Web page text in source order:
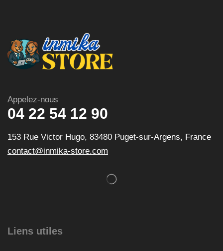
Appelez-nous
04 22 54 12 90
153 Rue Victor Hugo, 83480 Puget-sur-Argens, France
contact@inmika-store.com
Liens utiles